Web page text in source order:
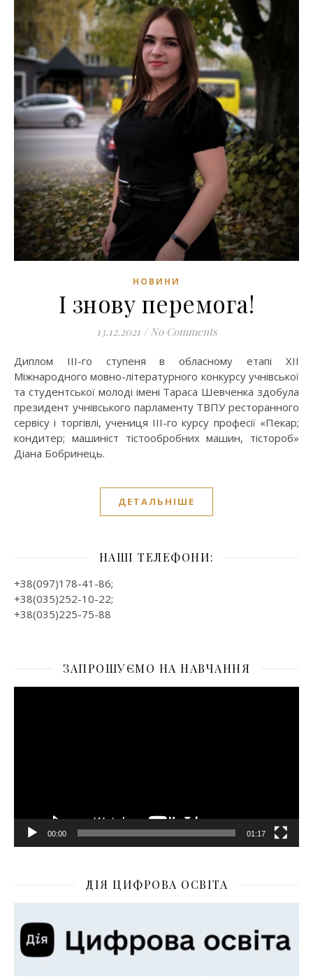
НОВИНИ
І знову перемога!
13.12.2021 / No Comments
Диплом ІІІ-го ступеня в обласному етапі ХІІ
Міжнародного мовно-літературного конкурсу учнівської
та студентської молоді імені Тараса Шевченка здобула
президент учнівського парламенту ТВПУ ресторанного
сервісу і торгівлі, учениця ІІІ-го курсу професії «Пекар;
кондитер; машиніст тістообробних машин, тістороб»
Діана Бобринець.
ДЕТАЛЬНІШЕ
НАШІ ТЕЛЕФОНИ:
+38(097)178-41-86;
+38(035)252-10-22;
+38(035)225-75-88
ЗАПРОШУЄМО НА НАВЧАННЯ
Відеопрогравач
00:00 01:17
ДІЯ ЦИФРОВА ОСВІТА